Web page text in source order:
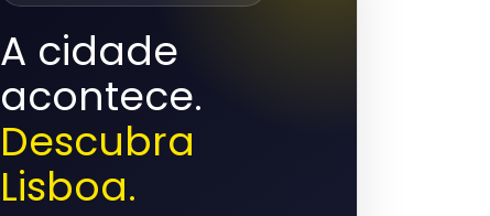
A cidade
acontece.
Descubra
Lisboa.